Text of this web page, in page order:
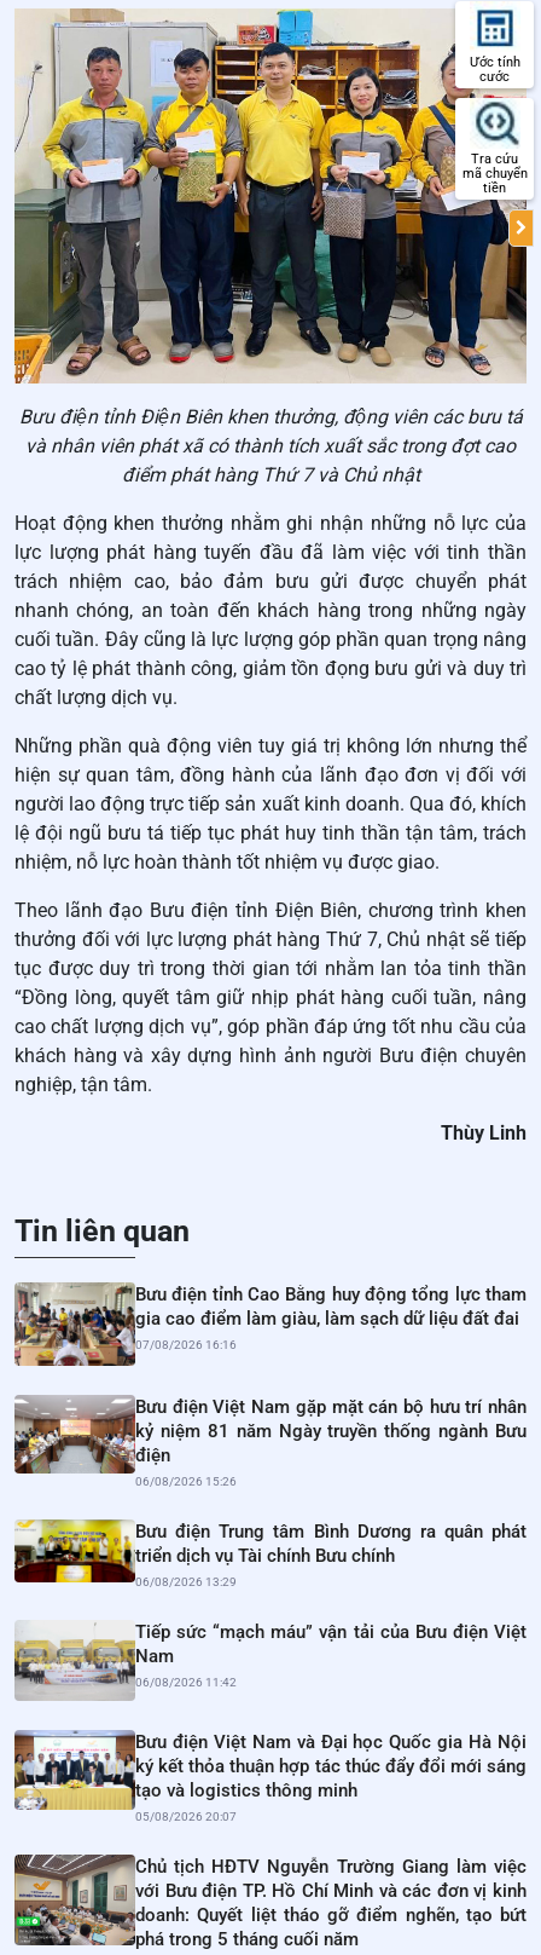
Bưu điện tỉnh Điện Biên khen thưởng, động viên các bưu tá
và nhân viên phát xã có thành tích xuất sắc trong đợt cao
điểm phát hàng Thứ 7 và Chủ nhật
Hoạt động khen thưởng nhằm ghi nhận những nỗ lực của
lực lượng phát hàng tuyến đầu đã làm việc với tinh thần
trách nhiệm cao, bảo đảm bưu gửi được chuyển phát
nhanh chóng, an toàn đến khách hàng trong những ngày
cuối tuần. Đây cũng là lực lượng góp phần quan trọng nâng
cao tỷ lệ phát thành công, giảm tồn đọng bưu gửi và duy trì
chất lượng dịch vụ.
Những phần quà động viên tuy giá trị không lớn nhưng thể
hiện sự quan tâm, đồng hành của lãnh đạo đơn vị đối với
người lao động trực tiếp sản xuất kinh doanh. Qua đó, khích
lệ đội ngũ bưu tá tiếp tục phát huy tinh thần tận tâm, trách
nhiệm, nỗ lực hoàn thành tốt nhiệm vụ được giao.
Theo lãnh đạo Bưu điện tỉnh Điện Biên, chương trình khen
thưởng đối với lực lượng phát hàng Thứ 7, Chủ nhật sẽ tiếp
tục được duy trì trong thời gian tới nhằm lan tỏa tinh thần
“Đồng lòng, quyết tâm giữ nhịp phát hàng cuối tuần, nâng
cao chất lượng dịch vụ”, góp phần đáp ứng tốt nhu cầu của
khách hàng và xây dựng hình ảnh người Bưu điện chuyên
nghiệp, tận tâm.
Thùy Linh
Tin liên quan
Bưu điện tỉnh Cao Bằng huy động tổng lực tham
gia cao điểm làm giàu, làm sạch dữ liệu đất đai
07/08/2026 16:16
Bưu điện Việt Nam gặp mặt cán bộ hưu trí nhân
kỷ niệm 81 năm Ngày truyền thống ngành Bưu
điện
06/08/2026 15:26
Bưu điện Trung tâm Bình Dương ra quân phát
triển dịch vụ Tài chính Bưu chính
06/08/2026 13:29
Tiếp sức “mạch máu” vận tải của Bưu điện Việt
Nam
06/08/2026 11:42
Bưu điện Việt Nam và Đại học Quốc gia Hà Nội
ký kết thỏa thuận hợp tác thúc đẩy đổi mới sáng
tạo và logistics thông minh
05/08/2026 20:07
Chủ tịch HĐTV Nguyễn Trường Giang làm việc
với Bưu điện TP. Hồ Chí Minh và các đơn vị kinh
doanh: Quyết liệt tháo gỡ điểm nghẽn, tạo bứt
phá trong 5 tháng cuối năm
Ước tính
cước
Tra cứu
mã chuyển
tiền